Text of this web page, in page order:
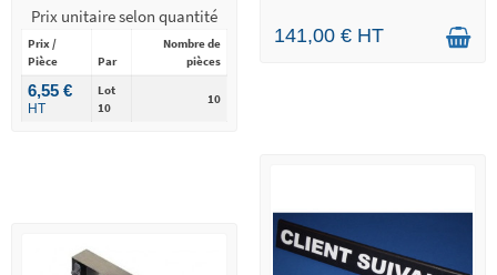
Prix unitaire selon quantité
Prix /
Pièce
Par
Nombre de
pièces
6,55 €
HT
Lot
10
10
141,00 € HT